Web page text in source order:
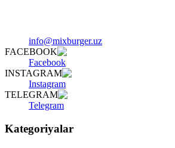
info@mixburger.uz
FACEBOOK
Facebook
INSTAGRAM
Instagram
TELEGRAM
Telegram
Kategoriyalar